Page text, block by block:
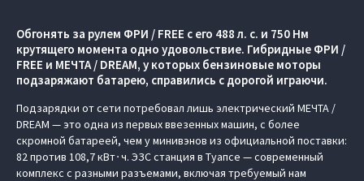
Обгонять за рулем ФРИ / FREE c его 488 л. с. и 750 Нм
крутящего момента одно удовольствие. Гибридные ФРИ /
FREE и МЕЧТА / DREAM, у которых бензиновые моторы
подзаряжают батарею, справились с дорогой играючи.
Подзарядки от сети потребовал лишь электрический МЕЧТА /
DREAM — это одна из первых ввезенных машин, с более
скромной батареей, чем у минивэнов из официальной поставки:
82 против 108,7 кВт∙ч. ЭЗС станция в Туапсе — современный
комплекс с разными разъемами, включая требуемый нам